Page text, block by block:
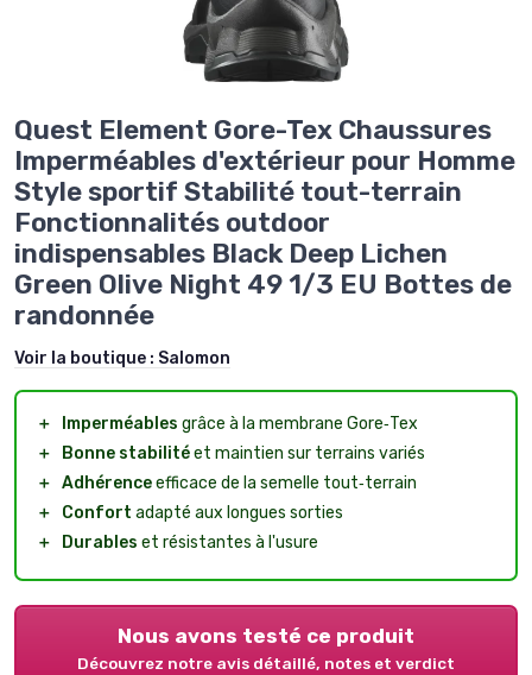
Quest Element Gore-Tex Chaussures
Imperméables d'extérieur pour Homme
Style sportif Stabilité tout-terrain
Fonctionnalités outdoor
indispensables Black Deep Lichen
Green Olive Night 49 1/3 EU Bottes de
randonnée
Voir la boutique : Salomon
＋ Imperméables grâce à la membrane Gore‑Tex
＋
Bonne stabilitéet maintien sur terrains variés
＋ Adhérenceefficace de la semelle tout‑terrain
＋
Confort adapté aux longues sorties
＋
Durables et résistantes à l'usure
Nous avons testé ce produit
Découvrez notre avis détaillé, notes et verdict